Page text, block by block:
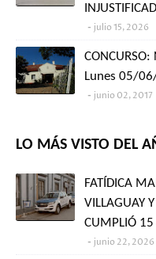
julio 15, 2026
Lunes 05/
junio 02, 2017
LO MÁS VISTO DEL
FATÍDICA
VILLAGUAY
CUMPLIÓ 15
junio 22, 2026